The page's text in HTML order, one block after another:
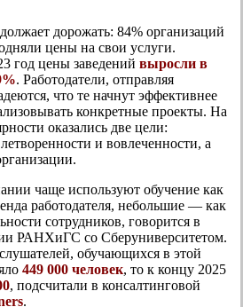
дорожать: 84% организаций
цены на свои услуги.
год цены заведений выросли в
. Работодатели, отправляя
что те начнут эффективнее
конкретные проекты. На
оказались две цели:
и вовлеченности, а
чаще используют обучение как
работодателя, небольшие — как
сотрудников, говорится в
РАНХиГС со Сберуниверситетом.
обучающихся в этой
449 000 человек, то к концу 2025
, подсчитали в консалтинговой
.